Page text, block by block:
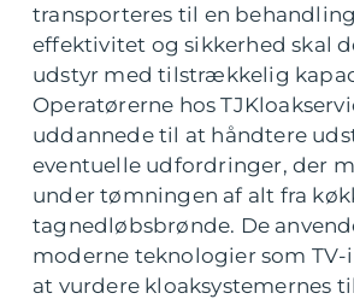
transporteres til en
effektivitet og sikkerhed skal
udstyr med tilstrækkelig
Operatørerne hos
uddannede til at håndtere
eventuelle udfordringer, der
under tømningen af alt fra
tagnedløbsbrønde. De
moderne teknologier som
at vurdere kloaksystemernes